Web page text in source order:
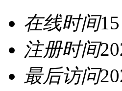
在线时间
注册时间
最后访问